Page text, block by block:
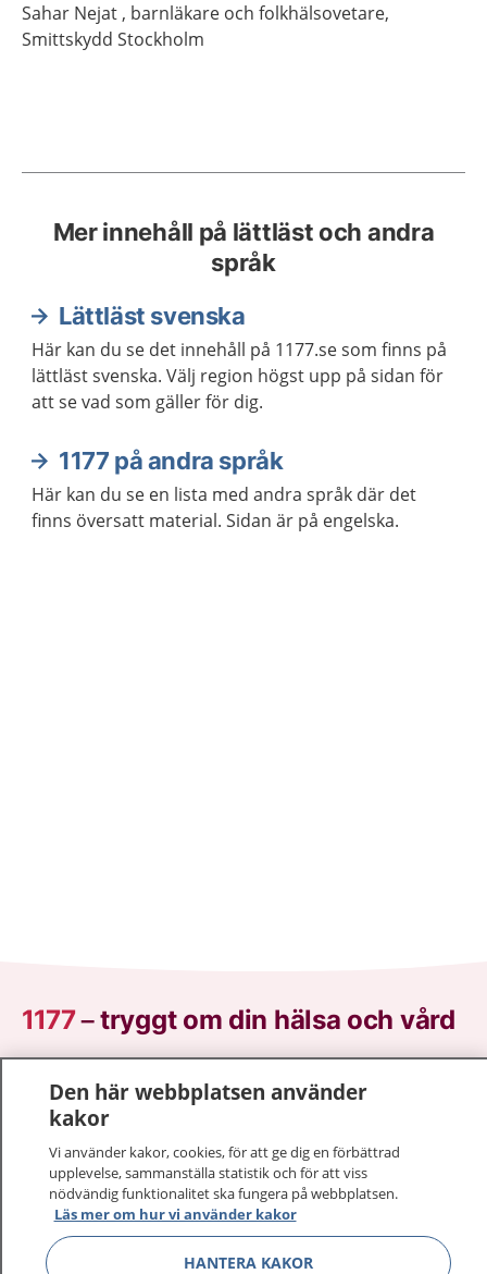
Sahar Nejat , barnläkare och folkhälsovetare,
Smittskydd Stockholm
Mer innehåll på lättläst och andra
språk
Lättläst svenska
Här kan du se det innehåll på 1177.se som finns på
lättläst svenska. Välj region högst upp på sidan för
att se vad som gäller för dig.
1177 på andra språk
Här kan du se en lista med andra språk där det
finns översatt material. Sidan är på engelska.
1177–tryggt om din hälsa och vård
sjukdomar och vilka mottagningar du kan kontakta.
Logga in för att läsa din journal och göra dina
vårdärenden. Ring telefonnummer 1177 för
sjukvårdsrådgivning dygnet runt.
1177 ger dig råd när du vill må bättre.
Den här webbplatsen använder
kakor
Vi använder kakor, cookies, för att ge dig en förbättrad
upplevelse, sammanställa statistik och för att viss
nödvändig funktionalitet ska fungera på webbplatsen.
Läs mer om hur vi använder kakor
HANTERA KAKOR